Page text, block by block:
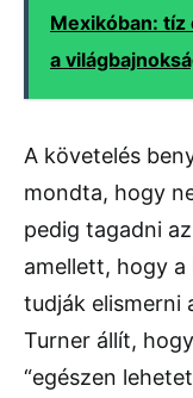
Mexikóban:
a
A követelés
mondta, hogy
pedig tagadni
amellett, hogy a
tudják elismerni
Turner állít,
“egészen